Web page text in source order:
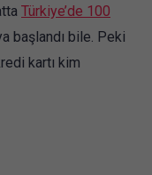
Türkiye’de 100
başlandı bile. Peki
kartı kim